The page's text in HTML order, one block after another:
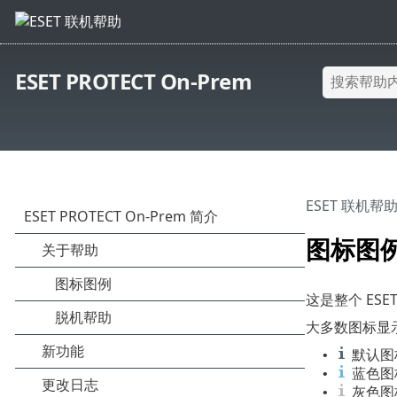
ESET PROTECT On-Prem
图标图
ESET 联机帮助
这是整个
大多数图标显
• 默认
• 蓝色
• 灰色